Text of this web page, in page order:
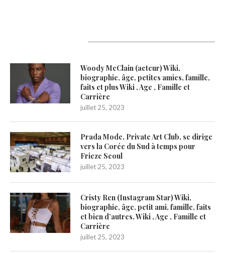
Woody McClain (acteur) Wiki,
biographie, âge, petites amies, famille,
faits et plus Wiki , Age , Famille et
Carrière
juillet 25, 2023
Prada Mode, Private Art Club, se dirige
vers la Corée du Sud à temps pour
Frieze Seoul
juillet 25, 2023
Cristy Ren (Instagram Star) Wiki,
biographie, âge, petit ami, famille, faits
et bien d’autres. Wiki , Age , Famille et
Carrière
juillet 25, 2023